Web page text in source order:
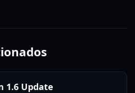
1.6 Update